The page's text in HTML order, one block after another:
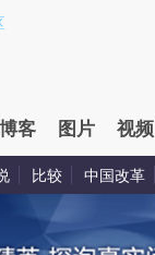
博客 图片 视频
比较 中国改革